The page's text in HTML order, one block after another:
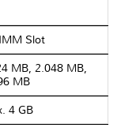
Slot
MB, 2.048 MB,
MB
4 GB